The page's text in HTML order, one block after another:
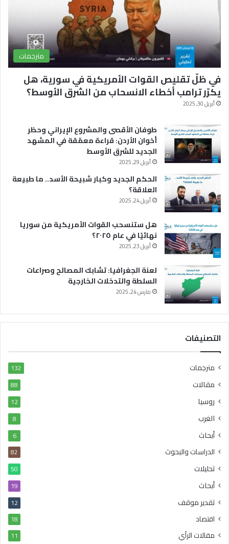
e
مترجمات
في ظلّ تقليص القوات الأمريكية في سورية، هل
يكرّر ترامب أخطاء الانسحاب من الشرق الأوسط؟
أبريل 30, 2025
طوفان الأقصى والمشروع الإيراني وحظر
أخوان الأردن: قراءة معمّقة في المشهد
الجديد للشرق الأوسط
أبريل 29, 2025
الحكم الجديد وكبار شبيحة الأسد.. ما طبيعة
العلاقة؟
أبريل 24, 2025
هل ستنسحب القوات الأمريكية من سوريا
نهائيًا في عام ٢٠٢٥؟
أبريل 23, 2025
لعنة الجغرافيا: تشابك المصالح وصراعات
السلطة والتدخلات الخارجية
مارس 24, 2025
التصنيفات
مترجمات 132
مقالات 88
روسيا 12
الغرب 8
أبحاث 6
الدراسات والبحوث 82
تحليلات 50
أبحاث 19
تقدير موقف 12
اقتصاد 18
مقالات الرأي 11